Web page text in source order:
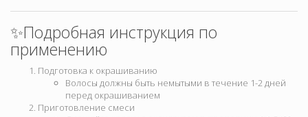
✨Подробная инструкция по
применению
Подготовка к окрашиванию
Волосы должны быть немытыми в течение 1-2 дней
перед окрашиванием
Приготовление смеси